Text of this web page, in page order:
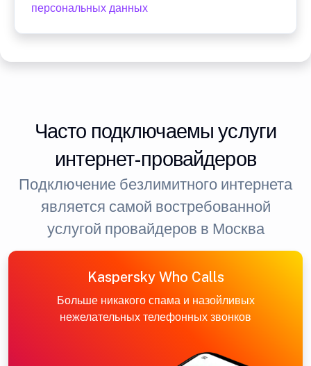
персональных данных
Часто подключаемы услуги
интернет-провайдеров
Подключение безлимитного интернета
является самой востребованной
услугой провайдеров в Москва
Kaspersky Who Calls
Больше никакого спама и назойливых
нежелательных телефонных звонков